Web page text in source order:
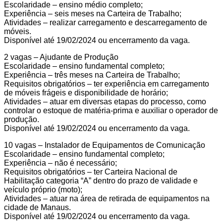
Escolaridade – ensino médio completo;
Experiência – seis meses na Carteira de Trabalho;
Atividades – realizar carregamento e descarregamento de
móveis.
Disponível até 19/02/2024 ou encerramento da vaga.
2 vagas – Ajudante de Produção
Escolaridade – ensino fundamental completo;
Experiência – três meses na Carteira de Trabalho;
Requisitos obrigatórios – ter experiência em carregamento
de móveis frágeis e disponibilidade de horário;
Atividades – atuar em diversas etapas do processo, como
controlar o estoque de matéria-prima e auxiliar o operador de
produção.
Disponível até 19/02/2024 ou encerramento da vaga.
10 vagas – Instalador de Equipamentos de Comunicação
Escolaridade – ensino fundamental completo;
Experiência – não é necessário;
Requisitos obrigatórios – ter Carteira Nacional de
Habilitação categoria “A” dentro do prazo de validade e
veículo próprio (moto);
Atividades – atuar na área de retirada de equipamentos na
cidade de Manaus.
Disponível até 19/02/2024 ou encerramento da vaga.